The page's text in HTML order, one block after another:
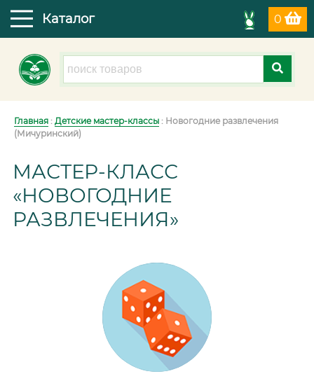
0
Каталог
Главная : Детские мастер-классы : Новогодние развлечения
(Мичуринский)
МАСТЕР-КЛАСС
«НОВОГОДНИЕ
РАЗВЛЕЧЕНИЯ»